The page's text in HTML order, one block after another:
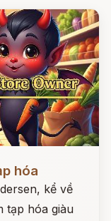
hóa
kể về
tạp hóa giàu